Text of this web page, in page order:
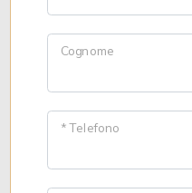
Cognome
* Telefono